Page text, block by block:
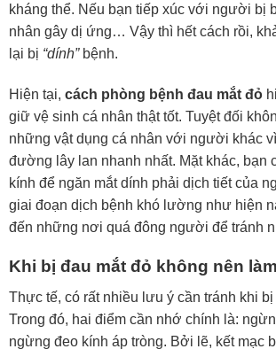
kháng thể. Nếu bạn tiếp xúc với người bị
nhân gây dị ứng… Vậy thì hết cách rồi,
lại bị “dính”bệnh.
Hiện tại, cách phòng bệnh đau mắt đỏ
giữ vệ sinh cá nhân thật tốt. Tuyệt đối
những vật dụng cá nhân với người khác
đường lây lan nhanh nhất. Mặt khác, bạn
kính để ngăn mắt dính phải dịch tiết của
giai đoạn dịch bệnh khó lường như hiện
đến những nơi quá đông người để tránh
Khi bị đau mắt đỏ không nên
Thực tế, có rất nhiều lưu ý cần tránh khi bị
Trong đó, hai điểm cần nhớ chính là:
ngừng đeo kính áp tròng. Bởi lẽ, kết mạc